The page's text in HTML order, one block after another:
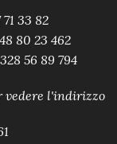
33 82
80 23 462
56 89 794
vedere l'indirizzo